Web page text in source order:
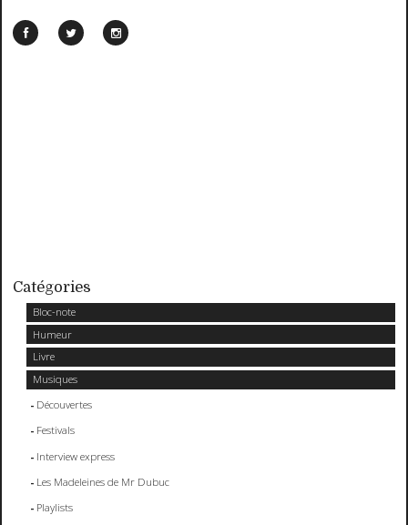
Catégories
Bloc-note
Humeur
Livre
Musiques
Découvertes
Festivals
Interview express
Les Madeleines de Mr Dubuc
Playlists